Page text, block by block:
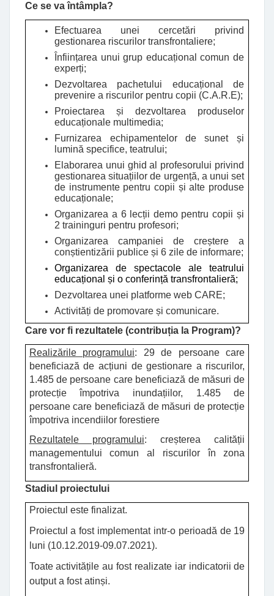
Ce se va întâmpla?
Efectuarea unei cercetări privind
gestionarea riscurilor transfrontaliere;
Înființarea unui grup educațional comun de
experți;
Dezvoltarea pachetului educațional de
prevenire a riscurilor pentru copii (C.A.R.E);
Proiectarea și dezvoltarea produselor
educaționale multimedia;
Furnizarea echipamentelor de sunet și
lumină specifice, teatrului;
Elaborarea unui ghid al profesorului privind
gestionarea situațiilor de urgență, a unui set
de instrumente pentru copii și alte produse
educaționale;
Organizarea a 6 lecții demo pentru copii și
2 traininguri pentru profesori;
Organizarea campaniei de creștere a
conștientizării publice și 6 zile de informare;
Organizarea de spectacole ale teatrului
educațional și o conferință transfrontalieră;
Dezvoltarea unei platforme web CARE;
Activități de promovare și comunicare.
Care vor fi rezultatele (contribuția la Program)?
Realizările programului: 29 de persoane care
beneficiază de acțiuni de gestionare a riscurilor,
1.485 de persoane care beneficiază de măsuri de
protecție împotriva inundațiilor, 1.485 de
persoane care beneficiază de măsuri de protecție
împotriva incendiilor forestiere
Rezultatele programului: creșterea calității
managementului comun al riscurilor în zona
transfrontalieră.
Stadiul proiectului
Proiectul este finalizat.
Proiectul a fost implementat intr-o perioadă de 19
luni (10.12.2019-09.07.2021).
Toate activitățile au fost realizate iar indicatorii de
output a fost atinși.